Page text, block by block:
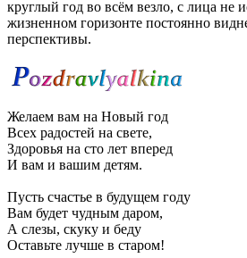
круглый год во всём везло, с лица не
жизненном горизонте постоянно
перспективы.
Желаем вам на Новый год
Всех радостей на свете,
Здоровья на сто лет вперед
И вам и вашим детям.
Пусть счастье в будущем году
Вам будет чудным даром,
А слезы, скуку и беду
Оставьте лучше в старом!